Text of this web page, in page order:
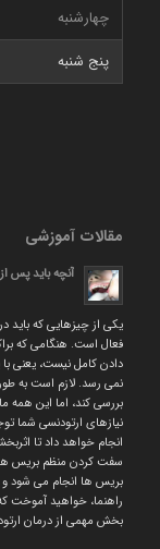
چهارشنبه
پنج شنبه
مقالات آموزشی
آنچه باید پس
یکی از چیزهایی که باید
فعال است. هنگامی که
دادن کامل نیست، یعنی با
نمی رسد. لازم است به
بررسی کند، اما این
نیازهای ارتودنسی شما
انجام خواهد داد تا
راهنما، خواهید آموخت
بخش مهمی از درمان